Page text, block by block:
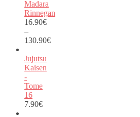
Madara
Rinnegan
16.90€
–
130.90€
Jujutsu
Kaisen
-
Tome
16
7.90€